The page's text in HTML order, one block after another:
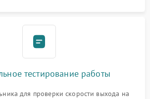
тестирование работы
для проверки скорости выхода на